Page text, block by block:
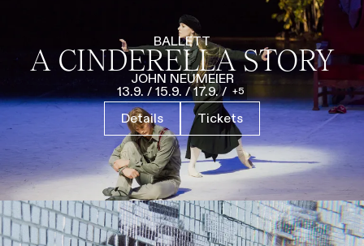
BALLETT
A CINDERELLA STORY
JOHN NEUMEIER
13.9. / 15.9. / 17.9. / 5
Details Tickets